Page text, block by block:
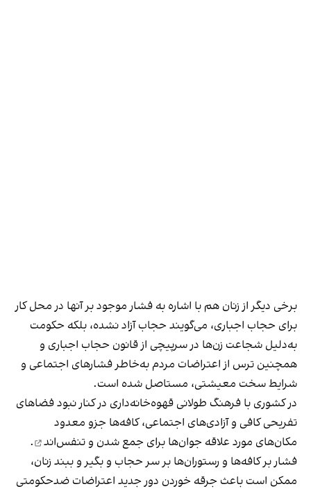
برخی دیگر از زنان هم با اشاره به فشار موجود بر آنها در محل کار
برای حجاب اجباری، می‌گویند حجاب آزاد نشده، بلکه حکومت
به‌دلیل شجاعت زن‌ها در سرپیچی از قانون حجاب اجباری و
همچنین ترس از اعتراضات مردم به‌خاطر فشارهای اجتماعی و
شرایط سخت معیشتی، مستاصل شده است.
در کشوری با فرهنگ طولانی قهوه‌‌خانه‌داری در کنار نبود فضاهای
تفریحی کافی و آزادی‌های اجتماعی، کافه‌ها جزو معدود
مکان‌های مورد علاقه جوان‌ها برای جمع شدن و تنفس‌اند
.
فشار بر کافه‌ها و رستوران‌ها بر سر حجاب و بگیر و ببند زنان،
ممکن است باعث جرقه خوردن دور جدید اعتراضات ضدحکومتی